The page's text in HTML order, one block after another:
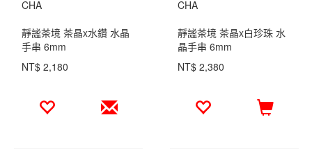
CHA
靜謐茶境 茶晶x水鑽 水晶
手串 6mm
NT$ 2,180
CHA
靜謐茶境 茶晶x白珍珠 水
晶手串 6mm
NT$ 2,380